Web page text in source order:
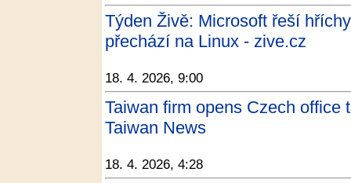
Týden Živě: Microsoft řeší
přechází na Linux - zive.cz
18. 4. 2026, 9:00
Taiwan firm opens Czech office
Taiwan News
18. 4. 2026, 4:28